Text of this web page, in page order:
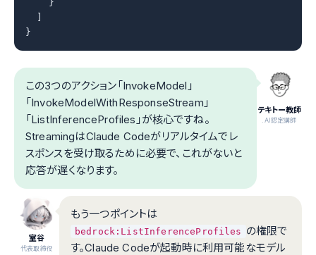
    }
}
テキトー教師
.AI認定講師
この3つのアクション「InvokeModel」
「InvokeModelWithResponseStream」
「ListInferenceProfiles」が核心ですね。
StreamingはClaude Codeがリアルタイムでレ
スポンスを受け取るために必要で、これがないと
応答が遅くなります。
室谷
代表取締役
もう一つポイントは
bedrock:ListInferenceProfiles の権限で
す。Claude Codeが起動時に利用可能なモデル